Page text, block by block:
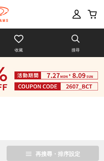
收藏 搜尋
再搜尋・排序設定